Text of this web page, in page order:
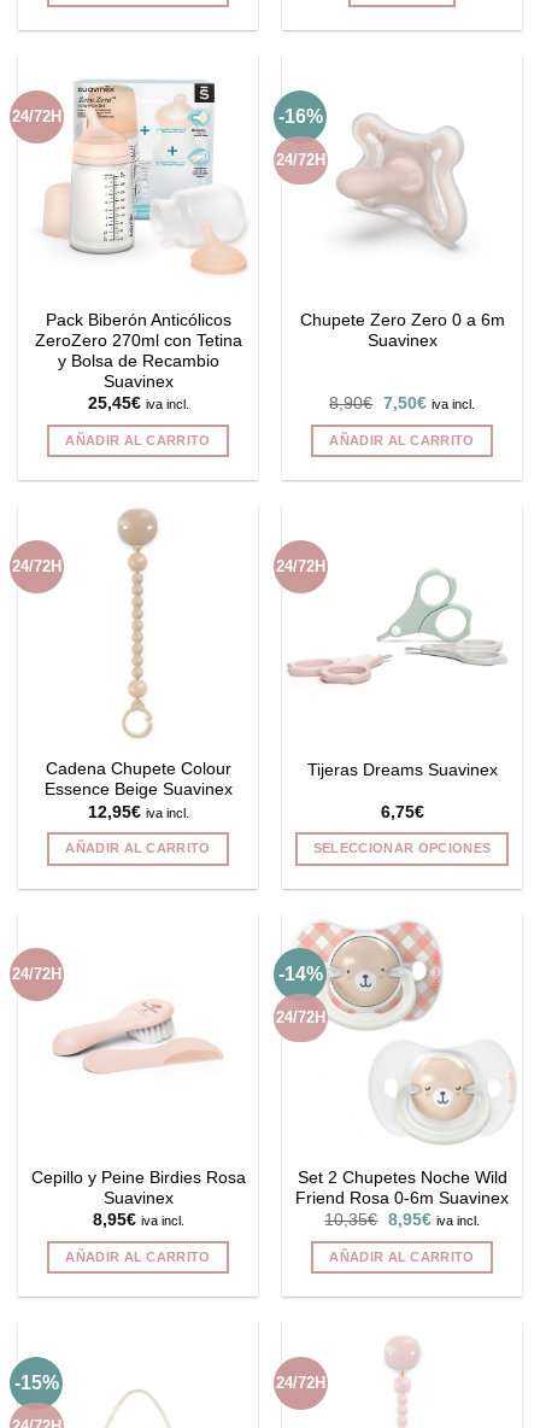
24/72H
Pack Biberón Anticólicos
ZeroZero 270ml con Tetina
y Bolsa de Recambio
Suavinex
25,45€ iva incl.
AÑADIR AL CARRITO
-16%
24/72H
Chupete Zero Zero 0 a 6m
Suavinex
8,90€ El
original
era:
7,50€El
actual
es:
iva incl.
AÑADIR AL CARRITO
24/72H
Cadena Chupete Colour
Essence Beige Suavinex
12,95€ iva incl.
AÑADIR AL CARRITO
24/72H
Tijeras Dreams Suavinex
6,75€
SELECCIONAR OPCIONES
tiene
múltiples
variantes.
Las
pueden
elegir
en
página
de
producto
24/72H
Cepillo y Peine Birdies Rosa
Suavinex
8,95€ iva incl.
AÑADIR AL CARRITO
-14%
24/72H
Set 2 Chupetes Noche Wild
Friend Rosa 0-6m Suavinex
10,35€ El
original
era:
8,95€El
actual
es:
iva incl.
AÑADIR AL CARRITO
-15% 24/72H